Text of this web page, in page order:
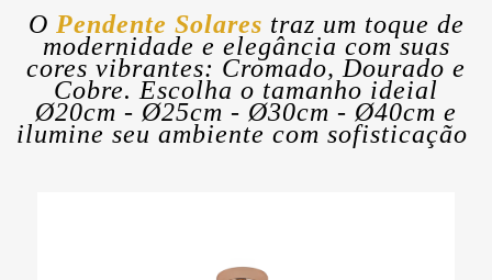
O Pendente Solares traz um toque de
modernidade e elegância com suas
cores vibrantes: Cromado, Dourado e
Cobre. Escolha o tamanho ideial
Ø20cm - Ø25cm - Ø30cm - Ø40cm e
ilumine seu ambiente com sofisticação